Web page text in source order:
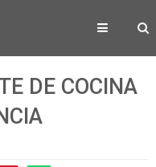
DE COCINA